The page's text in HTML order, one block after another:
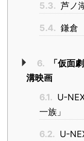
5.3. 芦ノ
5.4. 鎌倉
6.
「仮面
溝映画
6.1. U-
一族」
6.2. U-